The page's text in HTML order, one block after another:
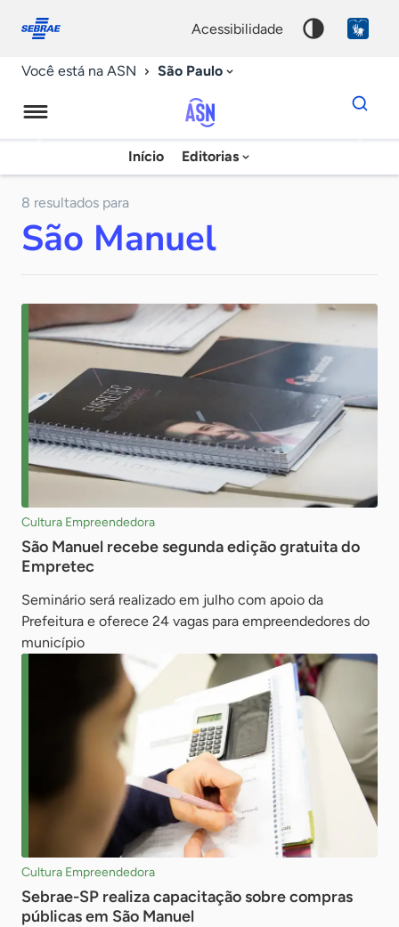
conosco
acessibilidade
Você está na ASN São Paulo
Agência
Sebrae
Notícias
Início Editorias
Dados
para
chave
8 resultados para
São Manuel
Cultura Empreendedora
São Manuel recebe segunda edição gratuita do
Empretec
Seminário será realizado em julho com apoio da
Prefeitura e oferece 24 vagas para empreendedores do
município
Cultura Empreendedora
Sebrae-SP realiza capacitação sobre compras
públicas em São Manuel